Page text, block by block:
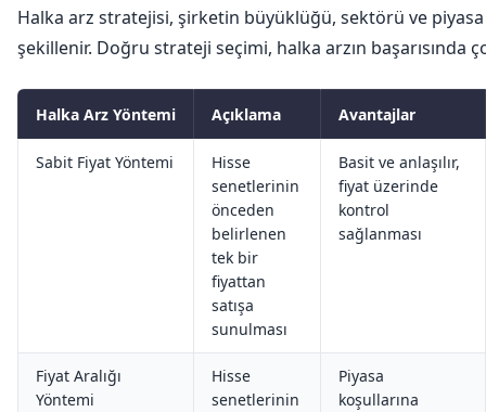
Halka arz stratejisi, şirketin büyüklüğü, sektörü ve
şekillenir. Doğru strateji seçimi, halka arzın başarısında
Halka Arz Yöntemi Açıklama Avantajlar
Sabit Fiyat Yöntemi
Hisse
senetlerinin
önceden
belirlenen
tek bir
fiyattan
satışa
sunulması
Basit ve anlaşılır,
fiyat üzerinde
kontrol
sağlanması
Fiyat Aralığı
Yöntemi
Hisse
senetlerinin
Piyasa
koşullarına